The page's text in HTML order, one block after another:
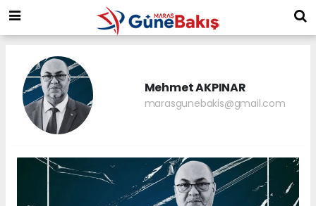
Mehmet AKPINAR
marasgunebakis@gmail.com